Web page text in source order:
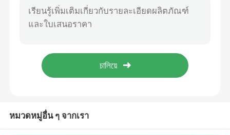
ตัวแปลงความถี่ตัวแปร
เวกเตอร์ความถี่อินเวอร์เตอร์
อินเวอร์เตอร์ไดรฟ์ความถี่
เครื่องขับเคลื่อนความถี่แปรความถี่และ Inverter
หมวดหมู่อื่น ๆ จากเรา